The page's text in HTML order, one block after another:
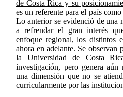
de Costa Rica y su
es un referente para el país
Lo anterior se evidenció de una
a refrendar el gran interés
enfoque regional, los distintos
ahora en adelante. Se observan
la Universidad de Costa
investigación, pero genera
una dimensión que no se
curricularmente por las